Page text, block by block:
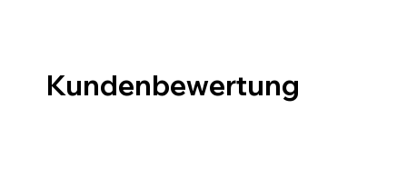
Kundenbewertung